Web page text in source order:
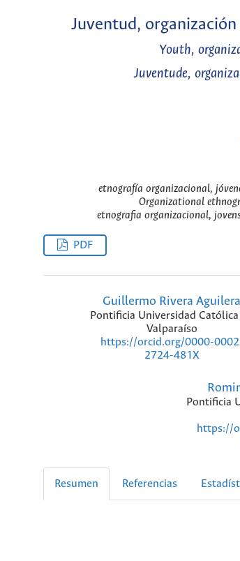
Juventud,
Youth,
Juventude,
etnografía organizacional,
Organizational
etnografia organizacional,
PDF
Guillermo Rivera Aguilera
Pontificia Universidad
Valparaíso
https://orcid.org/0000-
2724-481X
Pontificia
https://
Resumen Referencias